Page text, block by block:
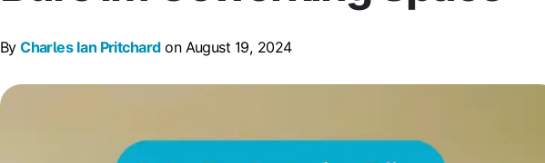
ByCharles Ian Pritchardon August 19, 2024